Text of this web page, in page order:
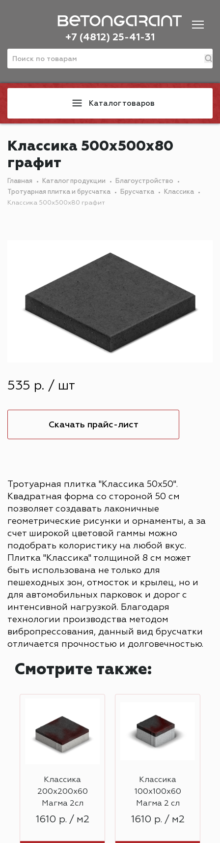
+7 (4812) 25-41-31
Каталог товаров
Классика 500х500х80
графит
Главная Каталог продукции
Благоустройство
Тротуарная плитка и брусчатка
Брусчатка
Классика
Классика 500х500х80 графит
535 р. / шт
Скачать прайс-лист
Тротуарная плитка "Классика 50х50".
Квадратная форма со стороной 50 см
позволяет создавать лаконичные
геометрические рисунки и орнаменты, а за
счет широкой цветовой гаммы можно
подобрать колористику на любой вкус.
Плитка "Классика" толщиной 8 см может
быть использована не только для
пешеходных зон, отмосток и крылец, но и
для автомобильных парковок и дорог с
интенсивной нагрузкой. Благодаря
технологии производства методом
вибропрессования, данный вид брусчатки
отличается прочностью и долговечностью.
Смотрите также:
Классика
200х200х60
Магма 2сл
1610 р. / м2
Классика
100х100х60
Магма 2 сл
1610 р. / м2